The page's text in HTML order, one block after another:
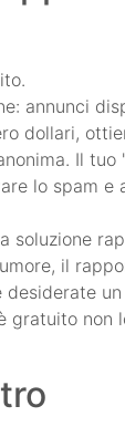
annunci
dollari,
Il
lo spam
soluzione
il
desiderate
gratuito non